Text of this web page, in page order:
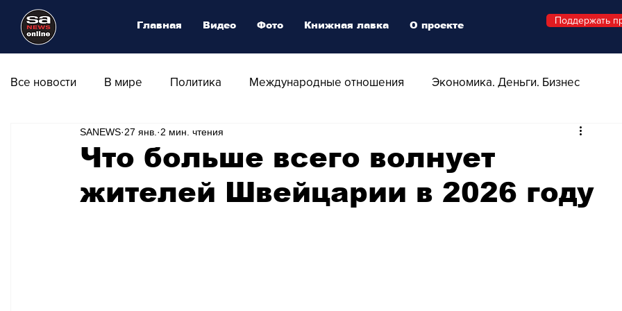
Все новости В мире Политика Международные отношения Экономика. Деньги. Бизнес
Общество Армия Аналитика
Транспорт Культура Магия искусства Swiss Афиша Стиль Стильный четверг
Что больше всего волнует
жителей Швейцарии в 2026 году
SANEWS 27 янв. 2 мин. чтения
Главная Видео Фото Книжная лавка О проекте Поддержать